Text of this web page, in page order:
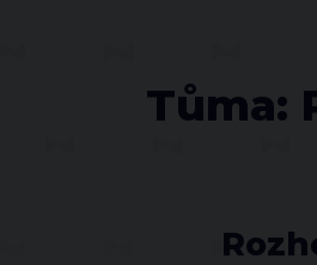
Tůma: